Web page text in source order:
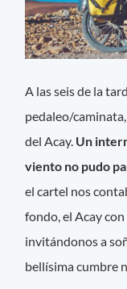
A las seis de la
pedaleo/
del Acay. Un
viento no pudo
el cartel nos
fondo, el Acay
invitándonos a
bellísima cumbre